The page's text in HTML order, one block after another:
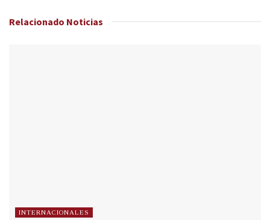
Relacionado Noticias
INTERNACIONALES